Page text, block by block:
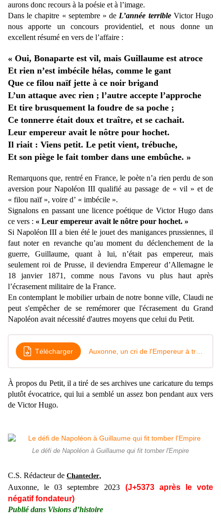
aurons donc recours à la poésie et à l’image.
Dans le chapitre « septembre » de L’année terribleVictor Hugo
nous apporte un concours providentiel, et nous donne un
excellent résumé en vers de l’affaire :
« Oui, Bonaparte est vil, mais Guillaume est atroce
Et rien n’est imbécile hélas, comme le gant
Que ce filou naïf jette à ce noir brigand
L’un attaque avec rien ; l’autre accepte l’approche
Et tire brusquement la foudre de sa poche ;
Ce tonnerre était doux et traître, et se cachait.
Leur empereur avait le nôtre pour hochet.
Il riait : Viens petit. Le petit vient, trébuche,
Et son piège le fait tomber dans une embûche. »
Remarquons que, rentré en France, le poète n’a rien perdu de son
aversion pour Napoléon III qualifié au passage de « vil » et de
« filou naïf », voire d’ « imbécile ».
Signalons en passant une licence poétique de Victor Hugo dans
ce vers : « Leur empereur avait le nôtre pour hochet. »
Si Napoléon III a bien été le jouet des manigances prussiennes, il
faut noter en revanche qu’au moment du déclenchement de la
guerre, Guillaume, quant à lui, n’était pas empereur, mais
seulement roi de Prusse, il deviendra Empereur d’Allemagne le
18 janvier 1871, comme nous l'avons vu plus haut après
l’écrasement militaire de la France.
En contemplant le mobilier urbain de notre bonne ville, Claudi ne
peut s'empêcher de se remémorer que l'écrasement du Grand
Napoléon avait nécessité d'autres moyens que celui du Petit.
Télécharger
À propos du Petit, il a tiré de ses archives une caricature du temps
plutôt évocatrice, qui lui a semblé un assez bon pendant aux vers
de Victor Hugo.
Le défi de Napoléon à Guillaume qui fit tomber l'Empire
C.S. Rédacteur de Chantecler,
Auxonne, le 03 septembre 2023
(J+5373 après le vote
négatif fondateur)
Publié dans Visions d’histoire